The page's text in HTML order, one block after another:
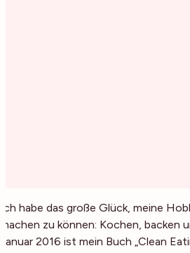
Ich habe das große Glück, meine
machen zu können: Kochen, backen
Januar 2016 ist mein Buch „Clean